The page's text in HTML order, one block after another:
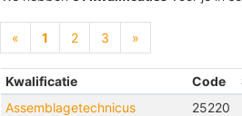
« 1 (current)
2 3 »
Kwalificatie Code
Assemblagetechnicus
25220